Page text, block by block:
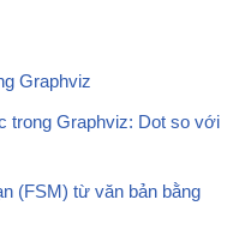
Graphviz
trong Graphviz: Dot so với
(FSM) từ văn bản bằng